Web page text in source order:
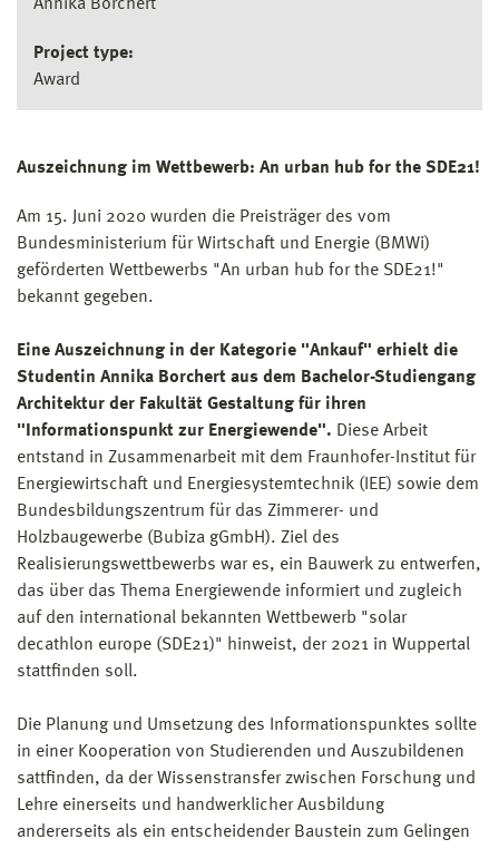
Annika Borchert
Project type:
Award
Auszeichnung im Wettbewerb: An urban hub for the SDE21!
Am 15. Juni 2020 wurden die Preisträger des vom
Bundesministerium für Wirtschaft und Energie (BMWi)
geförderten Wettbewerbs "An urban hub for the SDE21!"
bekannt gegeben.
Eine Auszeichnung in der Kategorie "Ankauf" erhielt die
Studentin Annika Borchert aus dem Bachelor-Studiengang
Architektur der Fakultät Gestaltung für ihren
"Informationspunkt zur Energiewende". Diese Arbeit
entstand in Zusammenarbeit mit dem Fraunhofer-Institut für
Energiewirtschaft und Energiesystemtechnik (IEE) sowie dem
Bundesbildungszentrum für das Zimmerer- und
Holzbaugewerbe (Bubiza gGmbH). Ziel des
Realisierungswettbewerbs war es, ein Bauwerk zu entwerfen,
das über das Thema Energiewende informiert und zugleich
auf den international bekannten Wettbewerb "solar
decathlon europe (SDE21)" hinweist, der 2021 in Wuppertal
stattfinden soll.
Die Planung und Umsetzung des Informationspunktes sollte
in einer Kooperation von Studierenden und Auszubildenen
sattfinden, da der Wissenstransfer zwischen Forschung und
Lehre einerseits und handwerklicher Ausbildung
andererseits als ein entscheidender Baustein zum Gelingen